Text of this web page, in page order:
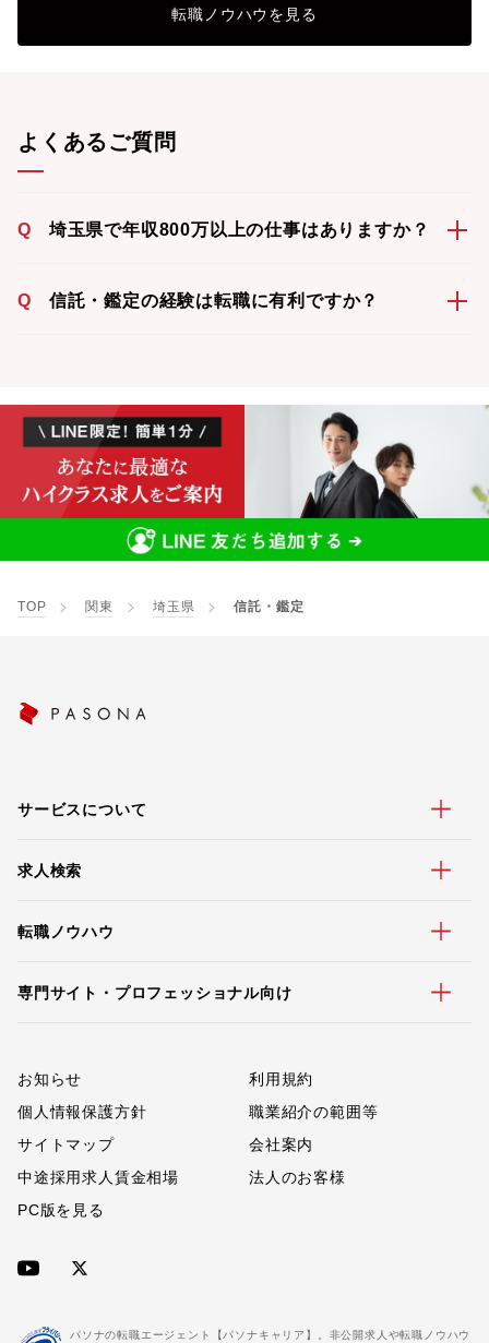
転職ノウハウを見る
よくあるご質問
Q 埼玉県で年収800万以上の仕事はありますか？
Q 信託・鑑定の経験は転職に有利ですか？
TOP 関東 埼玉県 信託・鑑定
サービスについて
求人検索
転職ノウハウ
専門サイト・プロフェッショナル向け
お知らせ
利用規約
個人情報保護方針
職業紹介の範囲等
サイトマップ
会社案内
中途採用求人賃金相場
法人のお客様
PC版を見る
パソナの転職エージェント【パソナキャリア】。非公開求人や転職ノウハウ